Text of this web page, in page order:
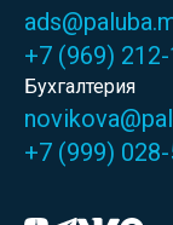
+7 (969)
Бухгалтерия
+7 (999)